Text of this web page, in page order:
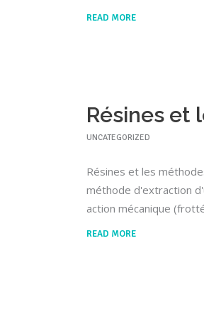
READ MORE
Résines et
UNCATEGORIZED
Résines et les
méthode d'extraction
action mécanique
READ MORE